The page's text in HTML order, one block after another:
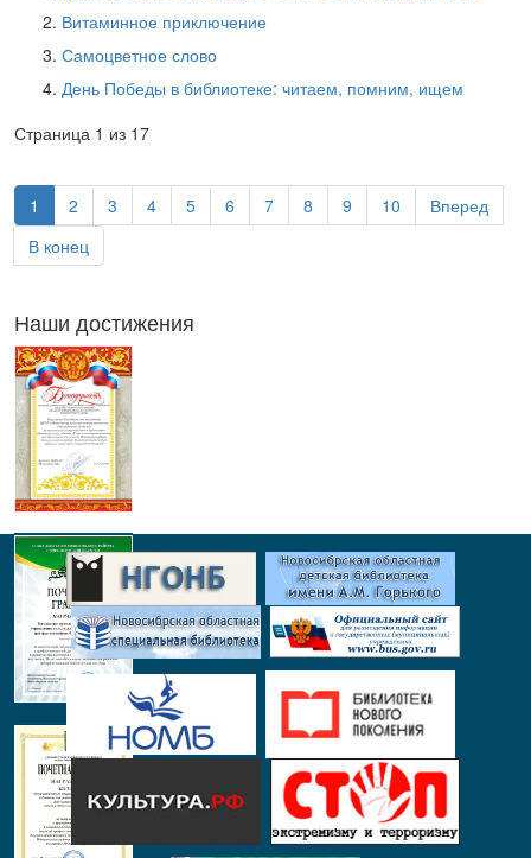
Витаминное приключение
Самоцветное слово
День Победы в библиотеке: читаем, помним, ищем
Страница 1 из 17
1 2 3 4 5 6 7 8 9 10
Вперед
В конец
Наши достижения